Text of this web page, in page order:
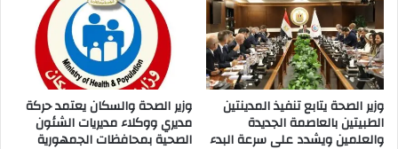
وزير الصحة يتابع تنفيذ المدينتين
الطبيتين بالعاصمة الجديدة
والعلمين ويشدد على سرعة البدء
وزير الصحة والسكان يعتمد حركة
مديري ووكلاء مديريات الشئون
الصحية بمحافظات الجمهورية